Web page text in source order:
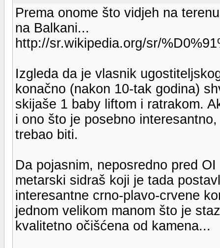
Prema onome što vidjeh na
na Balkani...
http://sr.wikipedia.org/sr/
Izgleda da je vlasnik
konačno (nakon 10-tak godina)
skijaše 1 baby liftom i ratrakom.
i ono što je posebno
trebao biti.
Da pojasnim, neposredno pred
metarski sidraš koji je tada
interesantne crno-plavo-crvene
jednom velikom manom što je
kvalitetno očišćena od kamena...